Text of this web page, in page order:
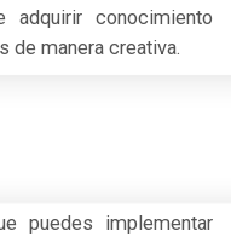
conocimiento
manera creativa.
puedes implementar